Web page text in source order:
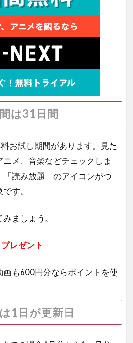
は31日間
お試し期間があります。見た
メ、音楽などチェックしま
「読み放題」のアイコンがつ
す。
ましょう。
レゼント
画も600円分ならポイントを使
1日が更新日